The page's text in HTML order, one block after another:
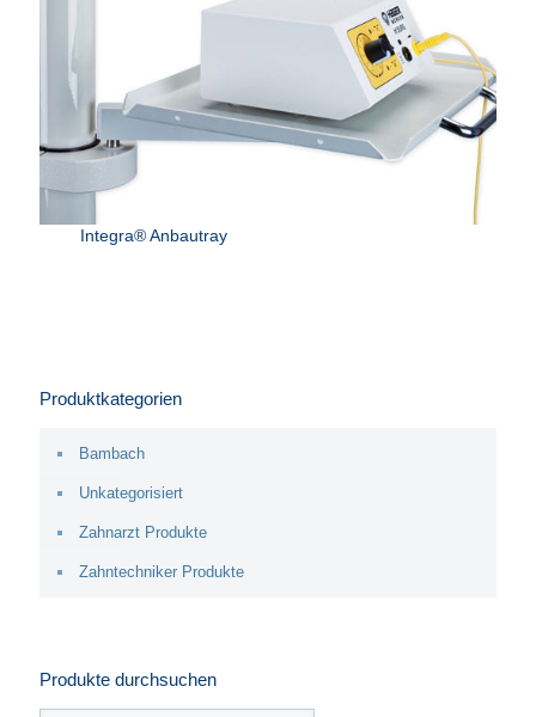
Integra® Anbautray
Produktkategorien
Bambach
Unkategorisiert
Zahnarzt Produkte
Zahntechniker Produkte
Produkte durchsuchen